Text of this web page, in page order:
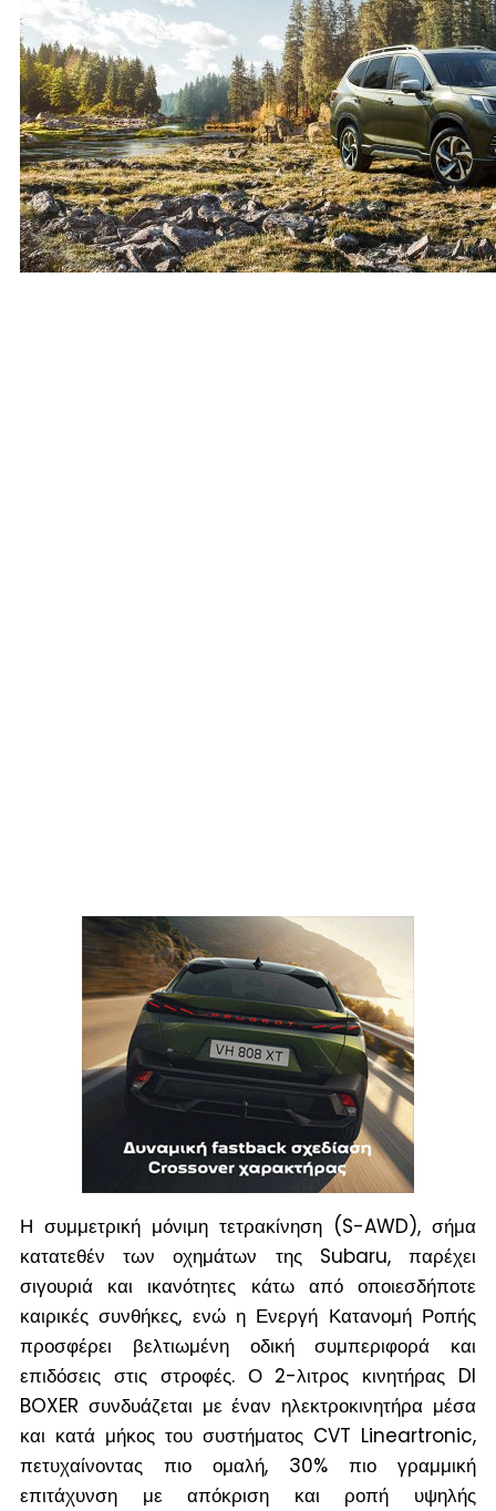
Η συμμετρική μόνιμη τετρακίνηση (S-AWD), σήμα
κατατεθέν των οχημάτων της Subaru, παρέχει
σιγουριά και ικανότητες κάτω από οποιεσδήποτε
καιρικές συνθήκες, ενώ η Ενεργή Κατανομή Ροπής
προσφέρει βελτιωμένη οδική συμπεριφορά και
επιδόσεις στις στροφές. Ο 2-λιτρος κινητήρας DI
BOXER συνδυάζεται με έναν ηλεκτροκινητήρα μέσα
και κατά μήκος του συστήματος CVT Lineartronic,
πετυχαίνοντας πιο ομαλή, 30% πιο γραμμική
επιτάχυνση με απόκριση και ροπή υψηλής